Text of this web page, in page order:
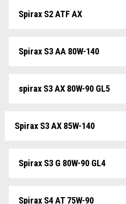
Spirax S2 ATF AX
Spirax S3 AA 80W-140
spirax S3 AX 80W-90 GL5
Spirax S3 AX 85W-140
Spirax S3 G 80W-90 GL4
Spirax S4 AT 75W-90